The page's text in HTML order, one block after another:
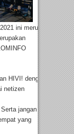
ini merupakan
HIVI! dengan tujuan
netizen
jangan gampang
yang